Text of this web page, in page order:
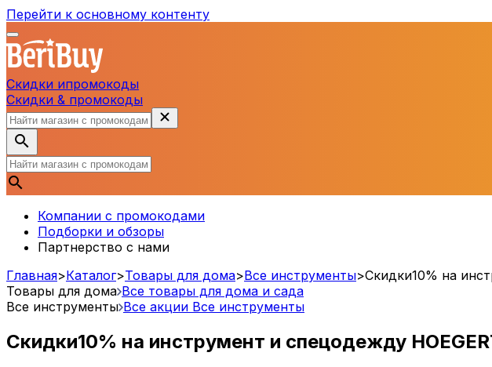
Перейти к основному контенту
Скидки ипромокоды
Скидки & промокоды
Компании с промокодами
Подборки и обзоры
Партнерство с нами
Главная>Каталог>Товары для дома>Все инструменты>Скидки10% на
Товары для дома Все товары для дома и сада
Все инструменты Все акции Все инструменты
Скидки10% на инструмент и спецодежду